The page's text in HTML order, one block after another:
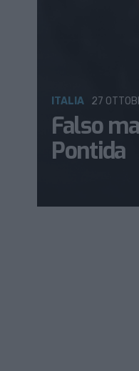
Falso
Pontida
ITALIA 27